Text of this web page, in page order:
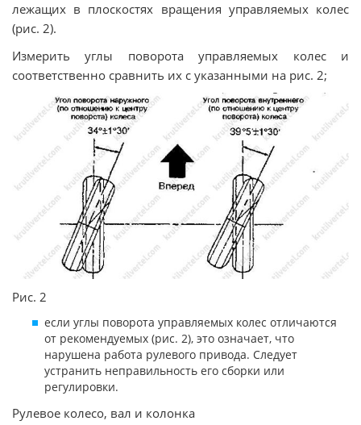
лежащих в плоскостях вращения управляемых колес
(рис. 2).
Измерить углы поворота управляемых колес и
соответственно сравнить их с указанными на рис. 2;
Рис. 2
если углы поворота управляемых колес отличаются
от рекомендуемых (рис. 2), это означает, что
нарушена работа рулевого привода. Следует
устранить неправильность его сборки или
регулировки.
Рулевое колесо, вал и колонка